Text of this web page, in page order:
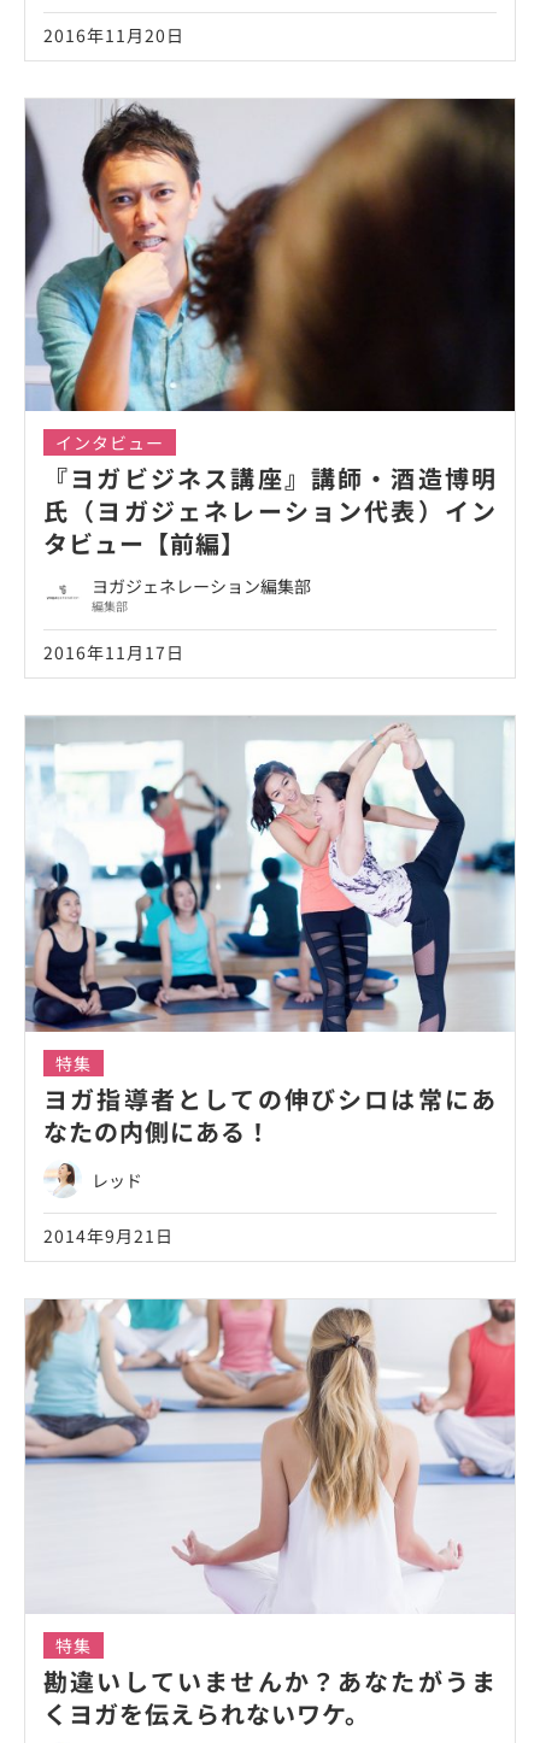
2016年11月20日
インタビュー
『ヨガビジネス講座』講師・酒造博明
氏（ヨガジェネレーション代表）イン
タビュー【前編】
ヨガジェネレーション編集部
編集部
2016年11月17日
特集
ヨガ指導者としての伸びシロは常にあ
なたの内側にある！
レッド
2014年9月21日
特集
勘違いしていませんか？あなたがうま
くヨガを伝えられないワケ。